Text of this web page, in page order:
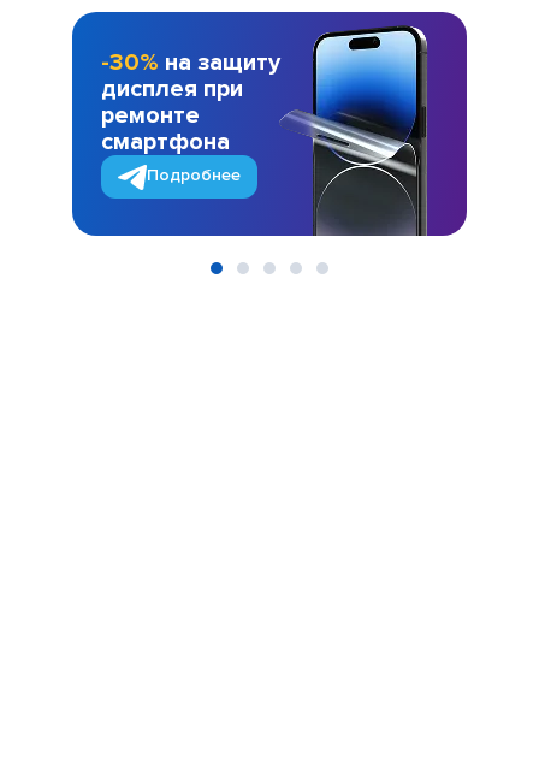
-30% на защиту
дисплея при
ремонте
смартфона
Подробнее